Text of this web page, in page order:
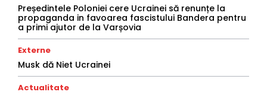
Președintele Poloniei cere Ucrainei să renunțe la
propaganda in favoarea fascistului Bandera pentru
a primi ajutor de la Varșovia
Externe
Musk dă Niet Ucrainei
Actualitate